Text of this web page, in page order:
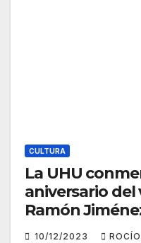
CULTURA
La UHU
aniversario del
Ramón
Uruguay
10/12/2023